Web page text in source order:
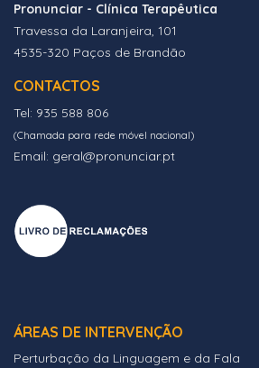
Pronunciar - Clínica Terapêutica
Travessa da Laranjeira, 101
4535-320 Paços de Brandão
CONTACTOS
Tel: 935 588 806
(Chamada para rede móvel nacional)
Email: geral@pronunciar.pt
ÁREAS DE INTERVENÇÃO
Perturbação da Linguagem e da Fala